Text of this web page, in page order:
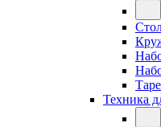
Техника